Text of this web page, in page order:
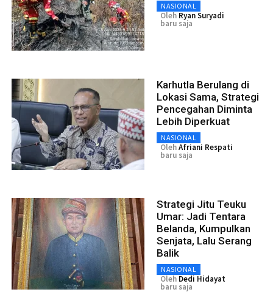
NASIONAL
Oleh Ryan Suryadi
baru saja
Karhutla Berulang di
Lokasi Sama, Strategi
Pencegahan Diminta
Lebih Diperkuat
NASIONAL
OlehAfriani Respati
baru saja
Strategi Jitu Teuku
Umar: Jadi Tentara
Belanda, Kumpulkan
Senjata, Lalu Serang
Balik
NASIONAL
Oleh Dedi Hidayat
baru saja